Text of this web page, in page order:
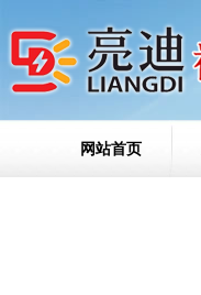
网站首页